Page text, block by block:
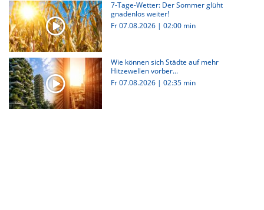
7-Tage-Wetter: Der Sommer glüht
gnadenlos weiter!
Fr 07.08.2026 | 02:00 min
Wie können sich Städte auf mehr
Hitzewellen vorber...
Fr 07.08.2026 | 02:35 min